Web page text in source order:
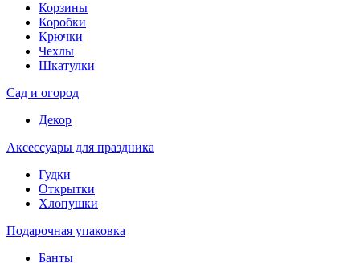
Корзины
Коробки
Крючки
Чехлы
Шкатулки
Сад и огород
Декор
Аксессуары для праздника
Гудки
Открытки
Хлопушки
Подарочная упаковка
Банты